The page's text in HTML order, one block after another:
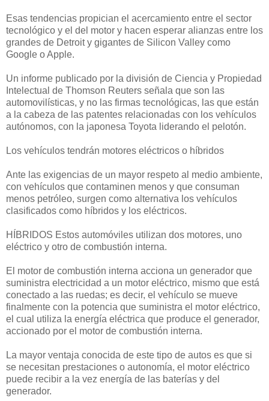
Esas tendencias propician el acercamiento entre el sector
tecnológico y el del motor y hacen esperar alianzas entre los
grandes de Detroit y gigantes de Silicon Valley como
Google o Apple.
Un informe publicado por la división de Ciencia y Propiedad
Intelectual de Thomson Reuters señala que son las
automovilísticas, y no las firmas tecnológicas, las que están
a la cabeza de las patentes relacionadas con los vehículos
autónomos, con la japonesa Toyota liderando el pelotón.
Los vehículos tendrán motores eléctricos o híbridos
Ante las exigencias de un mayor respeto al medio ambiente,
con vehículos que contaminen menos y que consuman
menos petróleo, surgen como alternativa los vehículos
clasificados como híbridos y los eléctricos.
HÍBRIDOS Estos automóviles utilizan dos motores, uno
eléctrico y otro de combustión interna.
El motor de combustión interna acciona un generador que
suministra electricidad a un motor eléctrico, mismo que está
conectado a las ruedas; es decir, el vehículo se mueve
finalmente con la potencia que suministra el motor eléctrico,
el cual utiliza la energía eléctrica que produce el generador,
accionado por el motor de combustión interna.
La mayor ventaja conocida de este tipo de autos es que si
se necesitan prestaciones o autonomía, el motor eléctrico
puede recibir a la vez energía de las baterías y del
generador.